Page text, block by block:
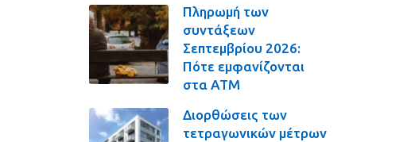
Πληρωμή των
συντάξεων
Σεπτεμβρίου 2026:
Πότε εμφανίζονται
στα ΑΤΜ
Διορθώσεις των
τετραγωνικών μέτρων